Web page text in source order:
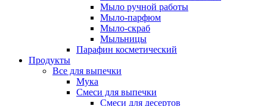
Мыло ручной работы
Мыло-парфюм
Мыло-скраб
Мыльницы
Парафин косметический
Продукты
Все для выпечки
Мука
Смеси для выпечки
Смеси для десертов